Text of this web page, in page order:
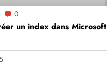
0
un index dans Microsoft